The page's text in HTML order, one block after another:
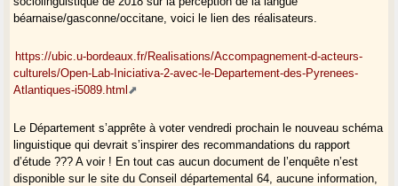
béarnaise/gasconne/occitane, voici le lien des réalisateurs.
https://ubic.u-bordeaux.fr/Realisations/Accompagnement-d-acteurs-
culturels/Open-Lab-Iniciativa-2-avec-le-Departement-des-Pyrenees-
Atlantiques-i5089.html
Le Département s’apprête à voter vendredi prochain le nouveau schéma
linguistique qui devrait s’inspirer des recommandations du rapport
d’étude ??? A voir ! En tout cas aucun document de l’enquête n’est
disponible sur le site du Conseil départemental 64, aucune information,